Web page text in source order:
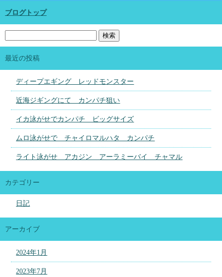
ブログトップ
最近の投稿
ディープエギング レッドモンスター
近海ジギングにて カンパチ狙い
イカ泳がせでカンパチ ビッグサイズ
ムロ泳がせで チャイロマルハタ カンパチ
ライト泳がせ アカジン アーラミーバイ チャマル
カテゴリー
日記
アーカイブ
2024年1月
2023年7月